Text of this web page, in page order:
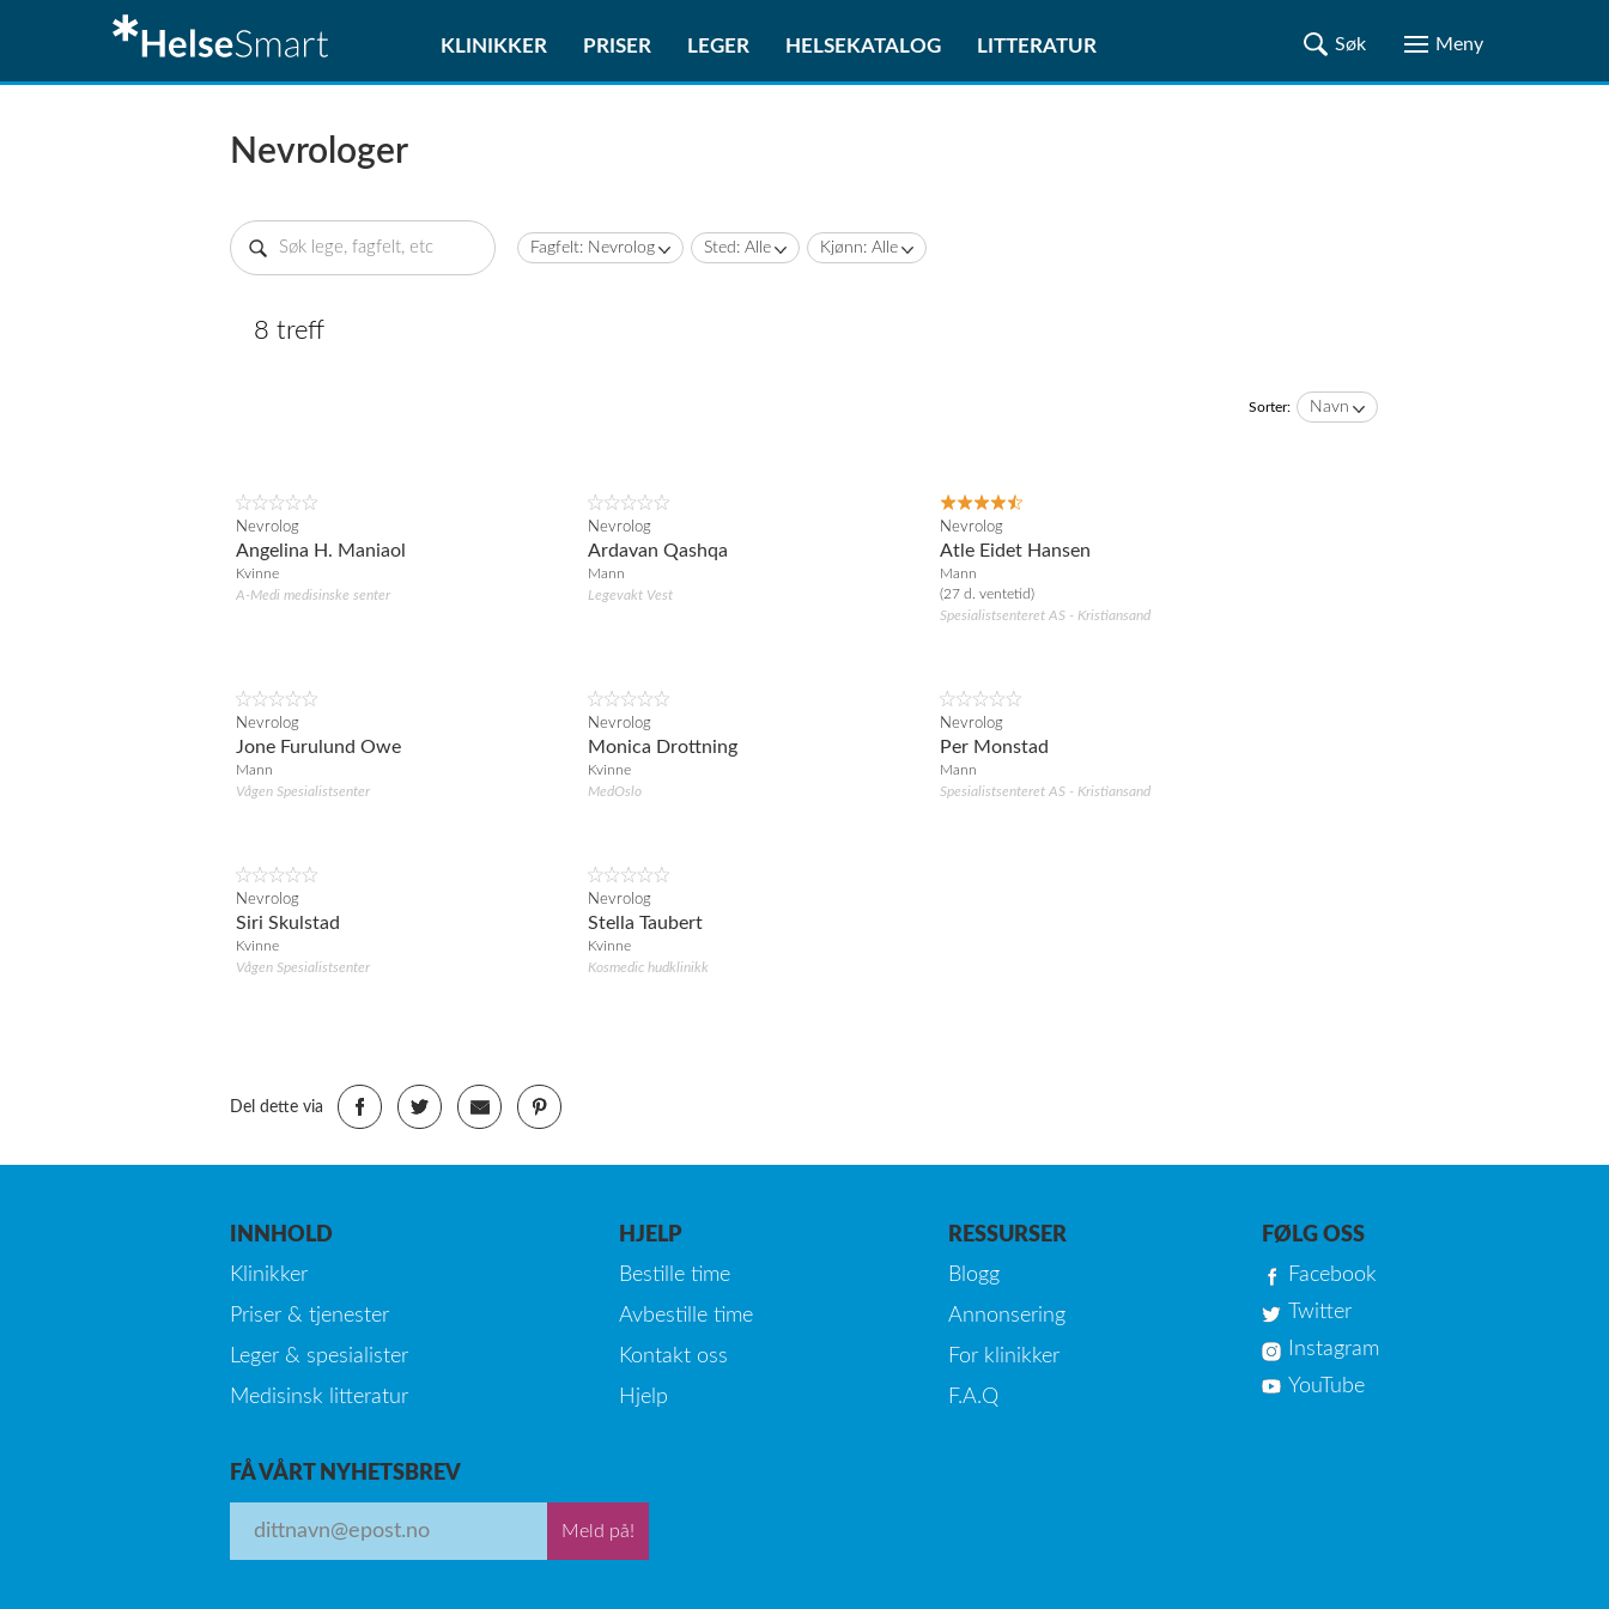
KLINIKKER PRISER LEGER HELSEKATALOG LITTERATUR
Nevrologer
Fagfelt: Nevrolog Sted: Alle Kjønn: Alle
8 treff
Sorter: Navn
Nevrolog
Angelina H. Maniaol
Kvinne
A-Medi medisinske senter
Nevrolog
Ardavan Qashqa
Mann
Legevakt Vest
Nevrolog
Atle Eidet Hansen
Mann
(27 d. ventetid)
Spesialistsenteret AS - Kristiansand
Nevrolog
Jone Furulund Owe
Mann
Vågen Spesialistsenter
Nevrolog
Monica Drottning
Kvinne
MedOslo
Nevrolog
Per Monstad
Mann
Spesialistsenteret AS - Kristiansand
Nevrolog
Siri Skulstad
Kvinne
Vågen Spesialistsenter
Nevrolog
Stella Taubert
Kvinne
Kosmedic hudklinikk
Del dette via
INNHOLD
Klinikker
Priser & tjenester
Leger & spesialister
Medisinsk litteratur
HJELP
Bestille time
Avbestille time
Kontakt oss
Hjelp
RESSURSER
Blogg
Annonsering
For klinikker
F.A.Q
FØLG OSS
Facebook
Twitter
Instagram
YouTube
FÅ VÅRT NYHETSBREV
Meld på!